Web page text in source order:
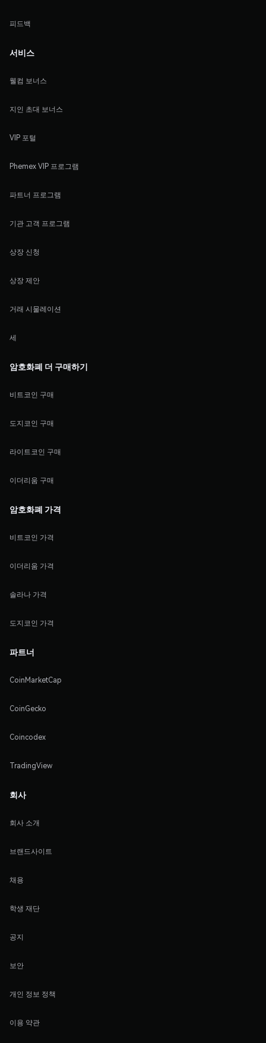
피드백
서비스
웰컴 보너스
지인 초대 보너스
VIP 포털
Phemex VIP 프로그램
파트너 프로그램
기관 고객 프로그램
상장 신청
상장 제안
거래 시물레이션
세
암호화폐 더 구매하기
비트코인 구매
도지코인 구매
라이트코인 구매
이더리움 구매
암호화폐 가격
비트코인 가격
이더리움 가격
솔라나 가격
도지코인 가격
파트너
CoinMarketCap
CoinGecko
Coincodex
TradingView
회사
회사 소개
브랜드사이트
채용
학생 재단
공지
보안
개인 정보 정책
이용 약관